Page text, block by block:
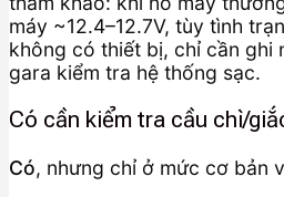
máy ~12.4–12.7V, tùy tình
không có thiết bị, chỉ cần ghi
gara kiểm tra hệ thống sạc.
Có cần kiểm tra cầu chì/
Có, nhưng chỉ ở mức cơ bản